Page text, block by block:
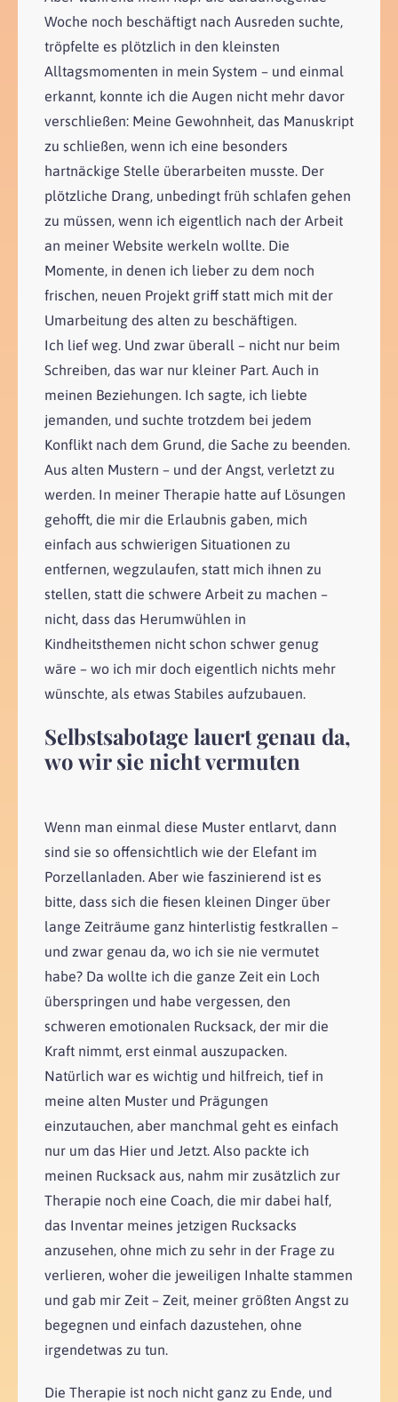
Woche noch beschäftigt nach Ausreden suchte,
tröpfelte es plötzlich in den kleinsten
Alltagsmomenten in mein System – und einmal
erkannt, konnte ich die Augen nicht mehr davor
verschließen: Meine Gewohnheit, das Manuskript
zu schließen, wenn ich eine besonders
hartnäckige Stelle überarbeiten musste. Der
plötzliche Drang, unbedingt früh schlafen gehen
zu müssen, wenn ich eigentlich nach der Arbeit
an meiner Website werkeln wollte. Die
Momente, in denen ich lieber zu dem noch
frischen, neuen Projekt griff statt mich mit der
Umarbeitung des alten zu beschäftigen.
Ich lief weg. Und zwar überall – nicht nur beim
Schreiben, das war nur kleiner Part. Auch in
meinen Beziehungen. Ich sagte, ich liebte
jemanden, und suchte trotzdem bei jedem
Konflikt nach dem Grund, die Sache zu beenden.
Aus alten Mustern – und der Angst, verletzt zu
werden. In meiner Therapie hatte auf Lösungen
gehofft, die mir die Erlaubnis gaben, mich
einfach aus schwierigen Situationen zu
entfernen, wegzulaufen, statt mich ihnen zu
stellen, statt die schwere Arbeit zu machen –
nicht, dass das Herumwühlen in
Kindheitsthemen nicht schon schwer genug
wäre – wo ich mir doch eigentlich nichts mehr
wünschte, als etwas Stabiles aufzubauen.
Selbstsabotage lauert genau da,
wo wir sie nicht vermuten
Wenn man einmal diese Muster entlarvt, dann
sind sie so offensichtlich wie der Elefant im
Porzellanladen. Aber wie faszinierend ist es
bitte, dass sich die fiesen kleinen Dinger über
lange Zeiträume ganz hinterlistig festkrallen –
und zwar genau da, wo ich sie nie vermutet
habe? Da wollte ich die ganze Zeit ein Loch
überspringen und habe vergessen, den
schweren emotionalen Rucksack, der mir die
Kraft nimmt, erst einmal auszupacken.
Natürlich war es wichtig und hilfreich, tief in
meine alten Muster und Prägungen
einzutauchen, aber manchmal geht es einfach
nur um das Hier und Jetzt. Also packte ich
meinen Rucksack aus, nahm mir zusätzlich zur
Therapie noch eine Coach, die mir dabei half,
das Inventar meines jetzigen Rucksacks
anzusehen, ohne mich zu sehr in der Frage zu
verlieren, woher die jeweiligen Inhalte stammen
und gab mir Zeit – Zeit, meiner größten Angst zu
begegnen und einfach dazustehen, ohne
irgendetwas zu tun.
Die Therapie ist noch nicht ganz zu Ende, und